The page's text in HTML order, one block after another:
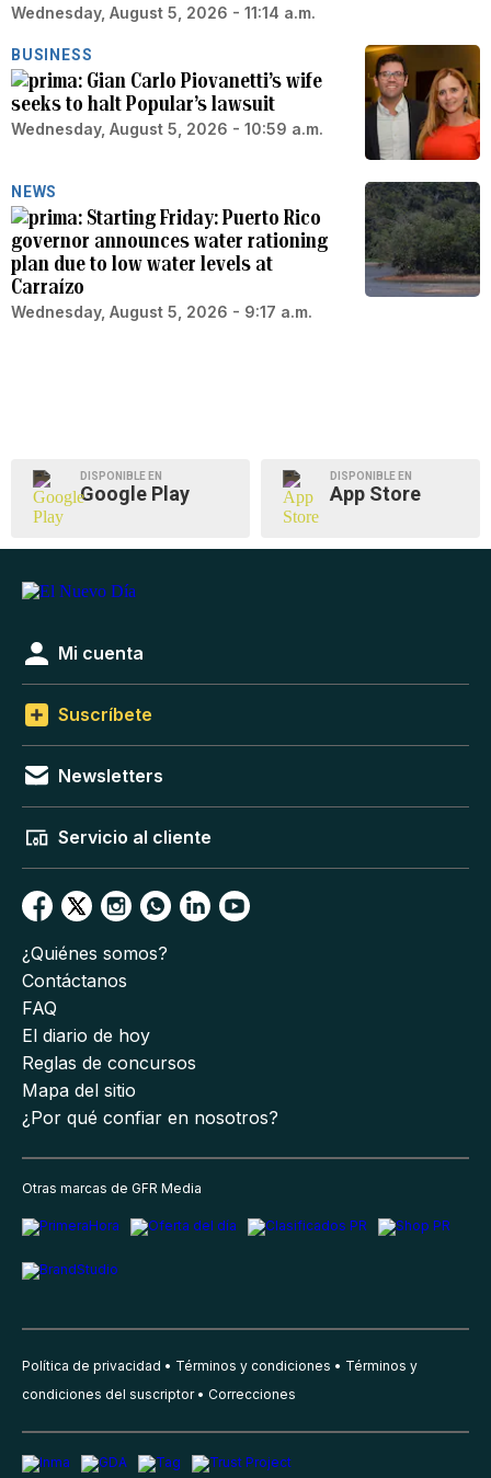
Wednesday, August 5, 2026 - 11:14 a.m.
BUSINESS
Gian Carlo Piovanetti’s wife
seeks to halt Popular’s lawsuit
Wednesday, August 5, 2026 - 10:59 a.m.
NEWS
Starting Friday: Puerto Rico
governor announces water rationing
plan due to low water levels at
Carraízo
Wednesday, August 5, 2026 - 9:17 a.m.
DISPONIBLE EN
Google Play
DISPONIBLE EN
App Store
Mi cuenta
Suscríbete
Newsletters
Servicio al cliente
¿Quiénes somos?
Contáctanos
FAQ
El diario de hoy
Reglas de concursos
Mapa del sitio
¿Por qué confiar en nosotros?
Otras marcas de GFR Media
Política de privacidad Términos y condiciones
Términos y
condiciones del suscriptor
Correcciones